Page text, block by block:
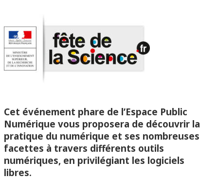
Cet événement phare de l’Espace Public
Numérique vous proposera de découvrir la
pratique du numérique et ses nombreuses
facettes à travers différents outils
numériques, en privilégiant les logiciels
libres.